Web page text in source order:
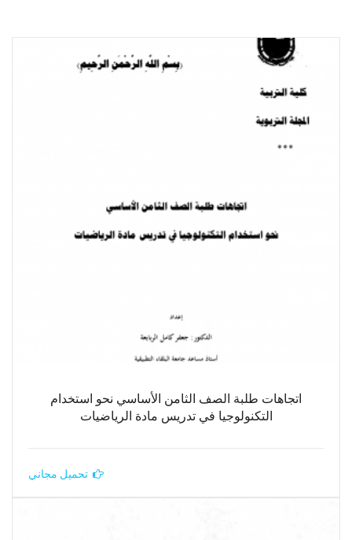
اتجاهات طلبة الصف الثامن الأساسي نحو استخدام
التكنولوجيا في تدريس مادة الرياضيات
تحميل مجاني